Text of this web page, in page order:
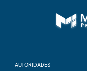
AUTORIDADES